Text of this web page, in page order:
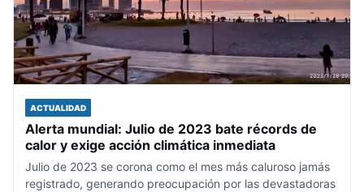
ACTUALIDAD
Alerta mundial: Julio de 2023 bate récords de
calor y exige acción climática inmediata
Julio de 2023 se corona como el mes más caluroso jamás
registrado, generando preocupación por las devastadoras